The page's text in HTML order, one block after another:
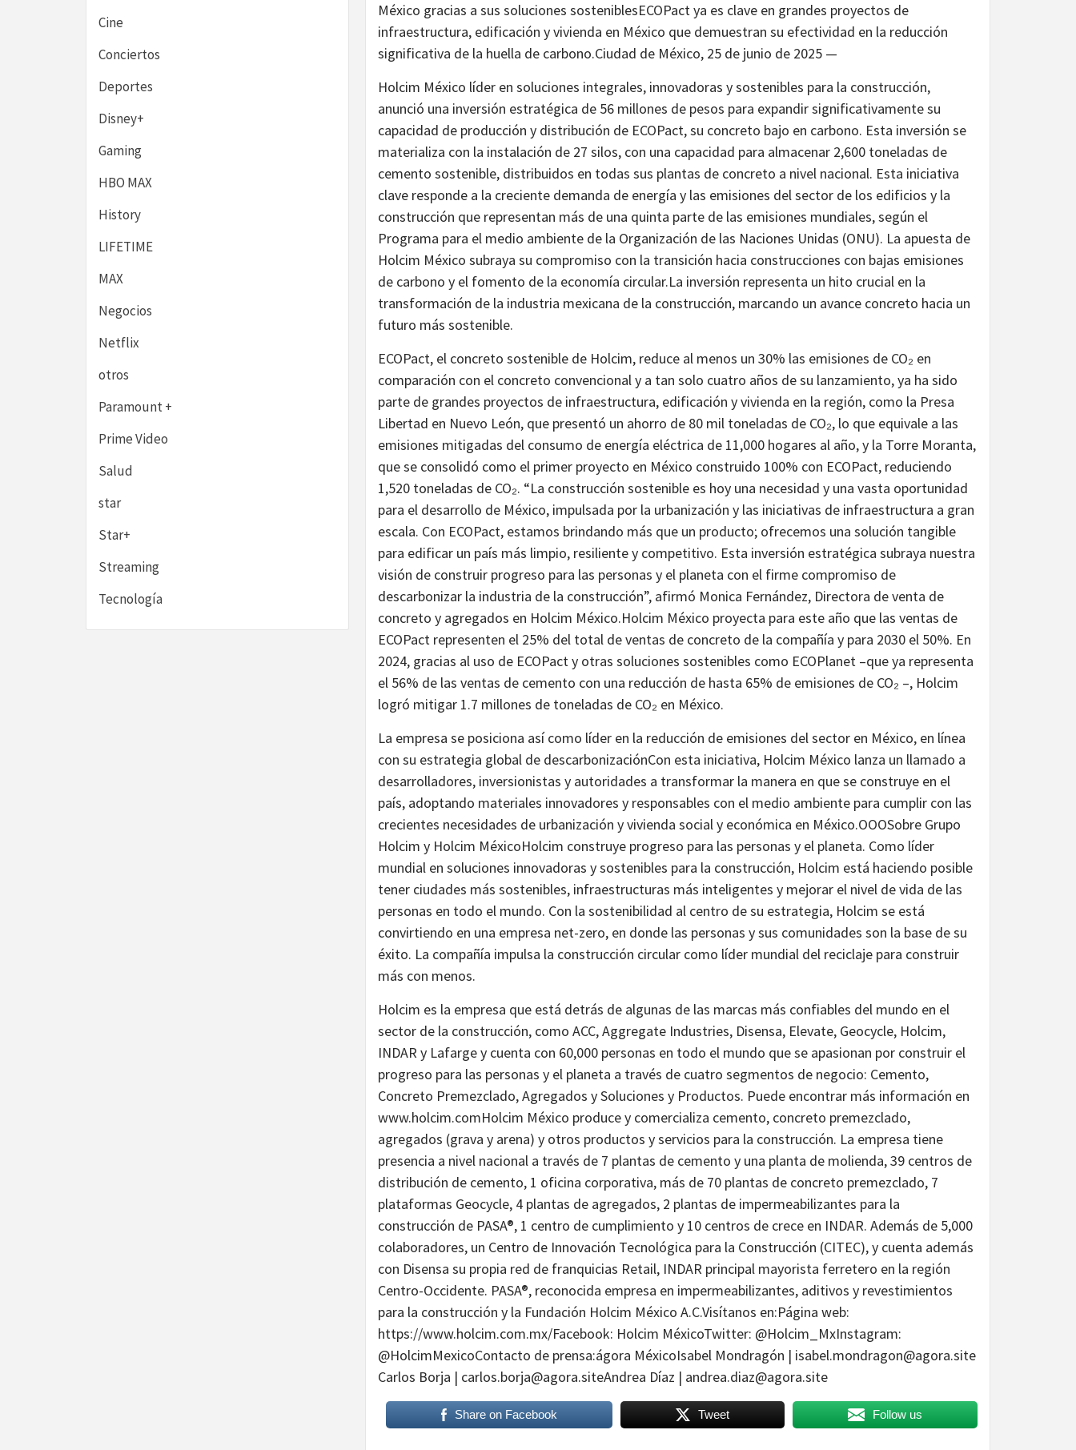
México gracias a sus soluciones sosteniblesECOPact ya es clave en grandes proyectos de
infraestructura, edificación y vivienda en México que demuestran su efectividad en la reducción
significativa de la huella de carbono.Ciudad de México, 25 de junio de 2025 —
Holcim México líder en soluciones integrales, innovadoras y sostenibles para la construcción,
anunció una inversión estratégica de 56 millones de pesos para expandir significativamente su
capacidad de producción y distribución de ECOPact, su concreto bajo en carbono. Esta inversión se
materializa con la instalación de 27 silos, con una capacidad para almacenar 2,600 toneladas de
cemento sostenible, distribuidos en todas sus plantas de concreto a nivel nacional. Esta iniciativa
clave responde a la creciente demanda de energía y las emisiones del sector de los edificios y la
construcción que representan más de una quinta parte de las emisiones mundiales, según el
Programa para el medio ambiente de la Organización de las Naciones Unidas (ONU). La apuesta de
Holcim México subraya su compromiso con la transición hacia construcciones con bajas emisiones
de carbono y el fomento de la economía circular.La inversión representa un hito crucial en la
transformación de la industria mexicana de la construcción, marcando un avance concreto hacia un
futuro más sostenible.
ECOPact, el concreto sostenible de Holcim, reduce al menos un 30% las emisiones de CO₂ en
comparación con el concreto convencional y a tan solo cuatro años de su lanzamiento, ya ha sido
parte de grandes proyectos de infraestructura, edificación y vivienda en la región, como la Presa
Libertad en Nuevo León, que presentó un ahorro de 80 mil toneladas de CO₂, lo que equivale a las
emisiones mitigadas del consumo de energía eléctrica de 11,000 hogares al año, y la Torre Moranta,
que se consolidó como el primer proyecto en México construido 100% con ECOPact, reduciendo
1,520 toneladas de CO₂. “La construcción sostenible es hoy una necesidad y una vasta oportunidad
para el desarrollo de México, impulsada por la urbanización y las iniciativas de infraestructura a gran
escala. Con ECOPact, estamos brindando más que un producto; ofrecemos una solución tangible
para edificar un país más limpio, resiliente y competitivo. Esta inversión estratégica subraya nuestra
visión de construir progreso para las personas y el planeta con el firme compromiso de
descarbonizar la industria de la construcción”, afirmó Monica Fernández, Directora de venta de
concreto y agregados en Holcim México.Holcim México proyecta para este año que las ventas de
ECOPact representen el 25% del total de ventas de concreto de la compañía y para 2030 el 50%. En
2024, gracias al uso de ECOPact y otras soluciones sostenibles como ECOPlanet –que ya representa
el 56% de las ventas de cemento con una reducción de hasta 65% de emisiones de CO₂ –, Holcim
logró mitigar 1.7 millones de toneladas de CO₂ en México.
La empresa se posiciona así como líder en la reducción de emisiones del sector en México, en línea
con su estrategia global de descarbonizaciónCon esta iniciativa, Holcim México lanza un llamado a
desarrolladores, inversionistas y autoridades a transformar la manera en que se construye en el
país, adoptando materiales innovadores y responsables con el medio ambiente para cumplir con las
crecientes necesidades de urbanización y vivienda social y económica en México.OOOSobre Grupo
Holcim y Holcim MéxicoHolcim construye progreso para las personas y el planeta. Como líder
mundial en soluciones innovadoras y sostenibles para la construcción, Holcim está haciendo posible
tener ciudades más sostenibles, infraestructuras más inteligentes y mejorar el nivel de vida de las
personas en todo el mundo. Con la sostenibilidad al centro de su estrategia, Holcim se está
convirtiendo en una empresa net-zero, en donde las personas y sus comunidades son la base de su
éxito. La compañía impulsa la construcción circular como líder mundial del reciclaje para construir
más con menos.
Holcim es la empresa que está detrás de algunas de las marcas más confiables del mundo en el
sector de la construcción, como ACC, Aggregate Industries, Disensa, Elevate, Geocycle, Holcim,
INDAR y Lafarge y cuenta con 60,000 personas en todo el mundo que se apasionan por construir el
progreso para las personas y el planeta a través de cuatro segmentos de negocio: Cemento,
Concreto Premezclado, Agregados y Soluciones y Productos. Puede encontrar más información en
www.holcim.comHolcim México produce y comercializa cemento, concreto premezclado,
agregados (grava y arena) y otros productos y servicios para la construcción. La empresa tiene
presencia a nivel nacional a través de 7 plantas de cemento y una planta de molienda, 39 centros de
distribución de cemento, 1 oficina corporativa, más de 70 plantas de concreto premezclado, 7
plataformas Geocycle, 4 plantas de agregados, 2 plantas de impermeabilizantes para la
construcción de PASA®, 1 centro de cumplimiento y 10 centros de crece en INDAR. Además de 5,000
colaboradores, un Centro de Innovación Tecnológica para la Construcción (CITEC), y cuenta además
con Disensa su propia red de franquicias Retail, INDAR principal mayorista ferretero en la región
Centro-Occidente. PASA®, reconocida empresa en impermeabilizantes, aditivos y revestimientos
para la construcción y la Fundación Holcim México A.C.Visítanos en:Página web:
https://www.holcim.com.mx/Facebook: Holcim MéxicoTwitter: @Holcim_MxInstagram:
@HolcimMexicoContacto de prensa:ágora MéxicoIsabel Mondragón | isabel.mondragon@agora.site
Carlos Borja | carlos.borja@agora.siteAndrea Díaz | andrea.diaz@agora.site
Share on Facebook Tweet Follow us
Cine
Conciertos
Deportes
Disney+
Gaming
HBO MAX
History
LIFETIME
MAX
Negocios
Netflix
otros
Paramount +
Prime Video
Salud
star
Star+
Streaming
Tecnología